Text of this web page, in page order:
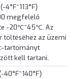
4°F~113°F)
megfelelő
-20℃~45℃. Az
töltéséhez az üzemi
tartományt
kell tartani.